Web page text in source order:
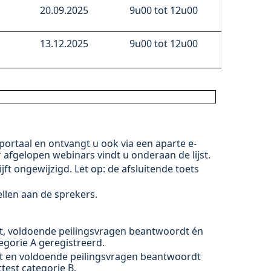
20.09.2025 9u00 tot 12u00
13.12.2025 9u00 tot 12u00
en ontvangt u ook via een aparte e-
webinars vindt u onderaan de lijst.
ongewijzigd. Let op: de afsluitende toets
aan de sprekers.
voldoende peilingsvragen beantwoordt én
A geregistreerd.
voldoende peilingsvragen beantwoordt
categorie B.